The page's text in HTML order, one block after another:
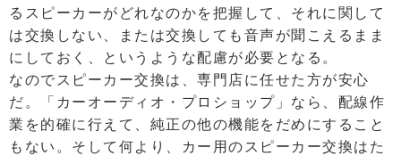
るスピーカーがどれなのかを把握して、それに関して
は交換しない、または交換しても音声が聞こえるまま
にしておく、というような配慮が必要となる。
なのでスピーカー交換は、専門店に任せた方が安心
だ。「カーオーディオ・プロショップ」なら、配線作
業を的確に行えて、純正の他の機能をだめにすること
もない。そして何より、カー用のスピーカー交換はた